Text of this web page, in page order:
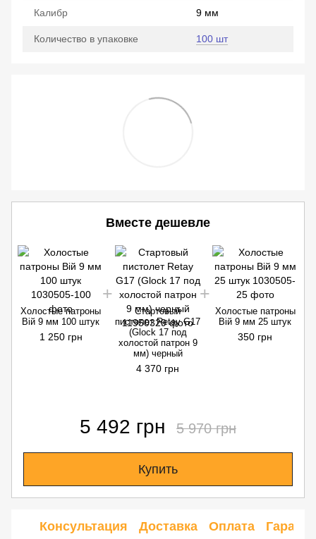
Калибр 9 мм
Количество в упаковке 100 шт
Вместе дешевле
Холостые патроны
Вій 9 мм 100 штук
1 250 грн
Стартовый
пистолет Retay G17
(Glock 17 под
холостой патрон 9
мм) черный
4 370 грн
Холостые патроны
Вій 9 мм 25 штук
350 грн
5 492 грн 5 970 грн
Купить
Консультация Доставка Оплата